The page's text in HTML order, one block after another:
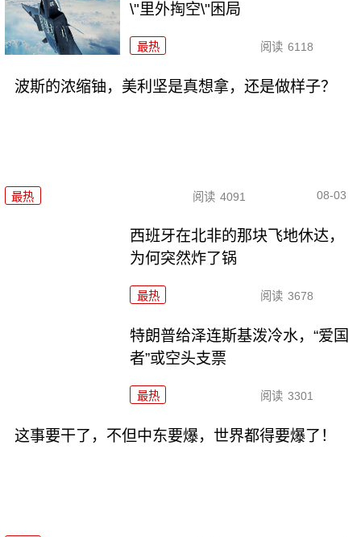
\"里外掏空\"困局
最热 阅读 6118
波斯的浓缩铀，美利坚是真想拿，还是做样子？
最热 阅读 4091 08-03
西班牙在北非的那块飞地休达，
为何突然炸了锅
最热 阅读 3678
特朗普给泽连斯基泼冷水，“爱国
者”或空头支票
最热 阅读 3301
这事要干了，不但中东要爆，世界都得要爆了！